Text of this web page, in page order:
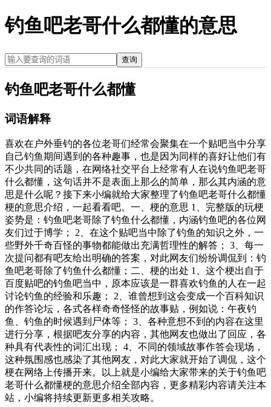
钓鱼吧老哥什么都懂的意思
查询
钓鱼吧老哥什么都懂
词语解释
喜欢在户外垂钓的各位老哥们经常会聚集在一个贴吧当中分享
自己钓鱼期间遇到的各种趣事，也是因为同样的喜好让他们有
不少共同的话题，在网络社交平台上经常有人在说钓鱼吧老哥
什么都懂，这句话并不是表面上那么的简单，那么其内涵的意
思是什么呢？接下来小编就给大家整理了钓鱼吧老哥什么都懂
梗的意思介绍，一起看看吧。一、梗的意思 1、完整版的玩梗
姿势是：钓鱼吧老哥除了钓鱼什么都懂，内涵钓鱼吧的各位网
友们过于博学； 2、在这个贴吧当中除了钓鱼的知识之外，一
些野外千奇百怪的事物都能做出充满哲理性的解答； 3、每一
次提问都有吧友给出明确的答案，对此网友们纷纷调侃到：钓
鱼吧老哥除了钓鱼什么都懂；二、梗的出处 1、这个梗出自于
百度贴吧的钓鱼吧当中，原本应该是一群喜欢钓鱼的人在一起
讨论钓鱼的经验和乐趣； 2、谁曾想到这会变成一个百科知识
的作答论坛，各式各样奇奇怪怪的故事贴，例如说：午夜钓
鱼、钓鱼的时候遇到尸体等； 3、各种意想不到的内容在这里
进行分享，根据吧友分享的内容，其他网友也做出了回应，各
种具有代表性的词汇出现； 4、不同的领域故事作答会现场，
这种氛围感也感染了其他网友，对此大家就开始了调侃，这个
梗在网络上传播开来。以上就是小编给大家带来的关于钓鱼吧
老哥什么都懂梗的意思介绍全部内容，更多精彩内容请关注本
站，小编将持续更新更多相关攻略。